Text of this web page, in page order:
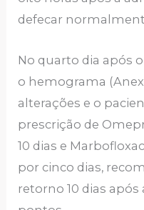
defecar
No quarto dia após
o hemograma
alterações e o
prescrição de
10 dias e
por cinco dias,
retorno 10 dias após